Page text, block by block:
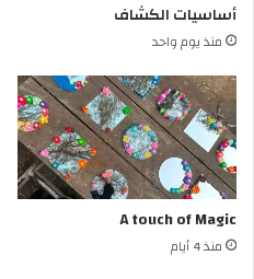
أساسيات الكشاف
منذ يوم واحد
A touch of Magic
منذ 4 أيام